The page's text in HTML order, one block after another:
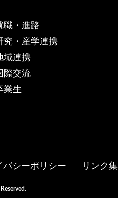
職・進路
究・産学連携
域連携
際交流
業生
バシーポリシー リンク集